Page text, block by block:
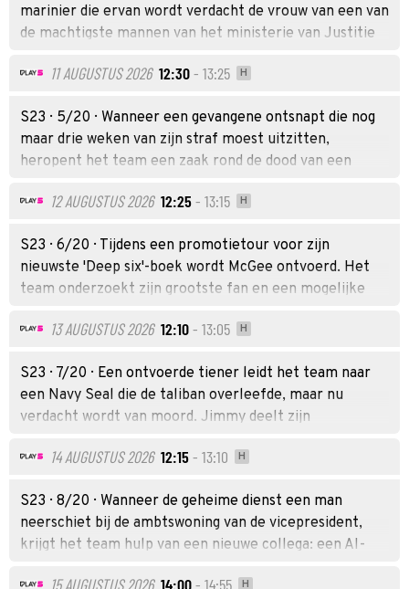
marinier die ervan wordt verdacht de vrouw van een van
de machtigste mannen van het ministerie van Justitie
11 AUGUSTUS 2026 12:30- 13:25 H
S23 · 5/20 · Wanneer een gevangene ontsnapt die nog
maar drie weken van zijn straf moest uitzitten,
heropent het team een zaak rond de dood van een
destijds door Gibbs en Franks onderzocht. Daarbij
Strickland. Ondertussen verschillen de teamleden van
mening over wat er in een marine-tijdcapsule moet
worden opgenomen.
12 AUGUSTUS 2026 12:25- 13:15 H
S23 · 6/20 · Tijdens een promotietour voor zijn
nieuwste 'Deep six'-boek wordt McGee ontvoerd. Het
team onderzoekt zijn grootste fan en een mogelijke
documenten.
13 AUGUSTUS 2026 12:10- 13:05 H
S23 · 7/20 · Een ontvoerde tiener leidt het team naar
een Navy Seal die de taliban overleefde, maar nu
verdacht wordt van moord. Jimmy deelt zijn
baas.14 AUGUSTUS 2026 12:15- 13:10 H
S23 · 8/20 · Wanneer de geheime dienst een man
neerschiet bij de ambtswoning van de vicepresident,
krijgt het team hulp van een nieuwe collega: een AI-
15 AUGUSTUS 2026 14:00- 14:55 H